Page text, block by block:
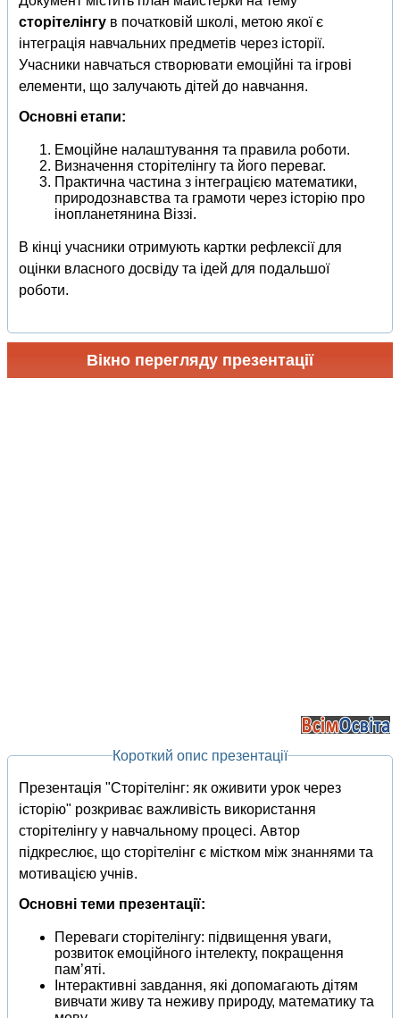
сторітелінгу в початковій школі, метою якої є
інтеграція навчальних предметів через історії.
Учасники навчаться створювати емоційні та ігрові
елементи, що залучають дітей до навчання.
Основні етапи:
Емоційне налаштування та правила роботи.
Визначення сторітелінгу та його переваг.
Практична частина з інтеграцією математики,
природознавства та грамоти через історію про
інопланетянина Віззі.
В кінці учасники отримують картки рефлексії для
оцінки власного досвіду та ідей для подальшої
роботи.
Вікно перегляду презентації
Короткий опис презентації
Презентація "Сторітелінг: як оживити урок через
історію" розкриває важливість використання
сторітелінгу у навчальному процесі. Автор
підкреслює, що сторітелінг є містком між знаннями та
мотивацією учнів.
Основні теми презентації:
Переваги сторітелінгу: підвищення уваги,
розвиток емоційного інтелекту, покращення
пам’яті.
Інтерактивні завдання, які допомагають дітям
вивчати живу та неживу природу, математику та